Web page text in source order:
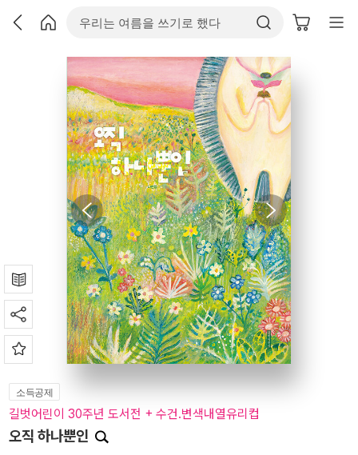
소득공제
길벗어린이 30주년 도서전 + 수건.변색내열유리컵
오직 하나뿐인